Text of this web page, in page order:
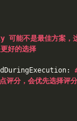
不是最佳方案，这
好的选择
分，会优先选择评